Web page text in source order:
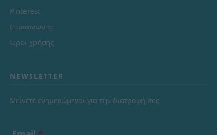
Pinterest
Επικοινωνία
Όροι χρήσης
NEWSLETTER
Μείνετε ενημερώμενοι για την διατροφή σας